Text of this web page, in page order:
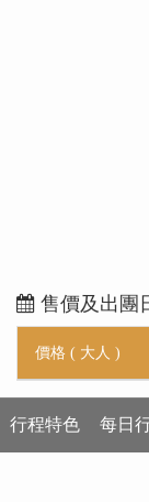
售價及出團
價格 ( 大人 )
行程特色 每日